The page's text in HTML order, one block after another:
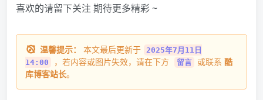
喜欢的请留下关注 期待更多精彩 ~
温馨提示： 本文最后更新于 2025年7月11日
14:00
，若内容或图片失效，请在下方 留言 或联系 酷
库博客站长。